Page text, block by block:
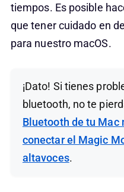
tiempos. Es posible
que tener cuidado en
para nuestro macOS.
¡Dato! Si tienes
bluetooth, no te
Bluetooth de tu Mac
conectar el Magic
altavoces.